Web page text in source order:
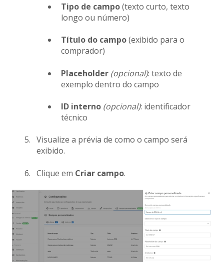
Tipo de campo(texto curto, texto
longo ou número)
Título do campo(exibido para o
comprador)
Placeholder (opcional): texto de
exemplo dentro do campo
ID interno (opcional): identificador
técnico
Visualize a prévia de como o campo será
exibido.
Clique em Criar campo.